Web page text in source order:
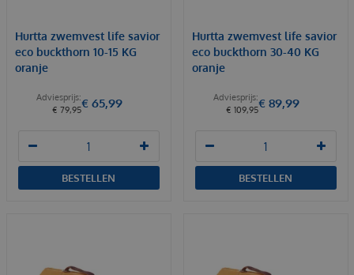
Hurtta zwemvest life savior
eco buckthorn 10-15 KG
oranje
€ 79,95€ 65,99
BESTELLEN
Hurtta zwemvest life savior
eco buckthorn 30-40 KG
oranje
€ 109,95€ 89,99
BESTELLEN